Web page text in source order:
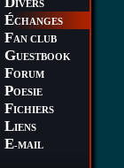
IVERS
ÉCHANGES
FAN CLUB
GUESTBOOK
FORUM
POESIE
FICHIERS
LIENS
E-MAIL